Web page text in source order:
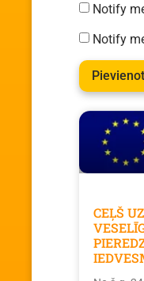
Notify
Notify
CEĻŠ